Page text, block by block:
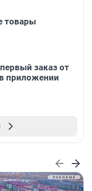
товары
заказ от
приложении